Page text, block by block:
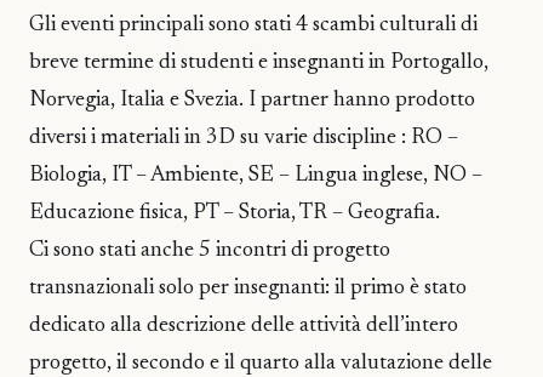
Gli eventi principali sono stati 4 scambi culturali di
breve termine di studenti e insegnanti in Portogallo,
Norvegia, Italia e Svezia. I partner hanno prodotto
diversi i materiali in 3D su varie discipline : RO –
Biologia, IT – Ambiente, SE – Lingua inglese, NO –
Educazione fisica, PT – Storia, TR – Geografia.
Ci sono stati anche 5 incontri di progetto
transnazionali solo per insegnanti: il primo è stato
dedicato alla descrizione delle attività dell’intero
progetto, il secondo e il quarto alla valutazione delle